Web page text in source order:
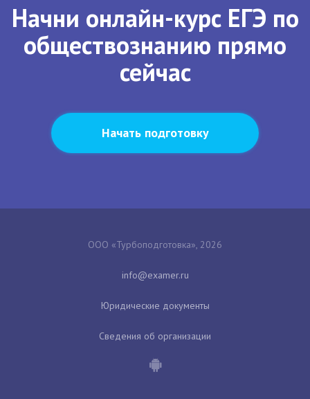
Начни онлайн-курс ЕГЭ по
обществознанию прямо
сейчас
Начать подготовку
ООО «Турбоподготовка», 2026
Юридические документы
Сведения об организации